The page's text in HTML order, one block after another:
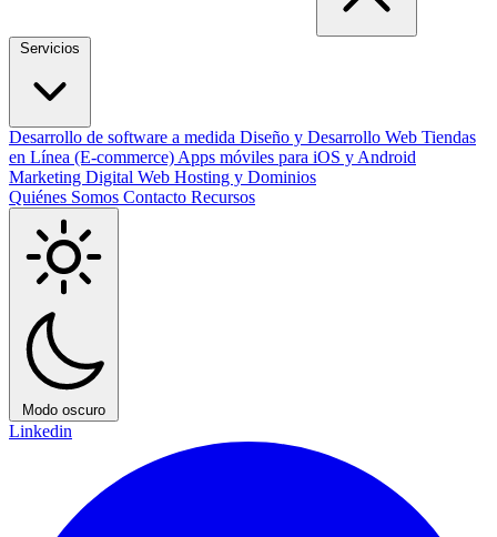
Servicios
Desarrollo de software a medida Diseño y Desarrollo Web Tiendas
en Línea (E-commerce) Apps móviles para iOS y Android
Marketing Digital Web Hosting y Dominios
Quiénes Somos Contacto Recursos
Modo oscuro
Linkedin